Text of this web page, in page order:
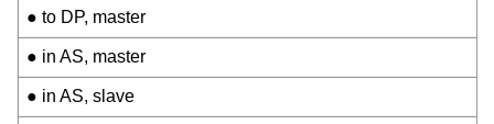
● to DP, master
● in AS, master
● in AS, slave